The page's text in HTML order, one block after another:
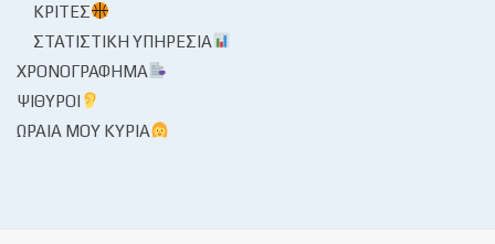
ΚΡΙΤΈΣ
ΣΤΑΤΙΣΤΙΚΉ ΥΠΗΡΕΣΊΑ
ΧΡΟΝΟΓΡΆΦΗΜΑ
ΨΊΘΥΡΟΙ
ΩΡΑΊΑ ΜΟΥ ΚΥΡΊΑ